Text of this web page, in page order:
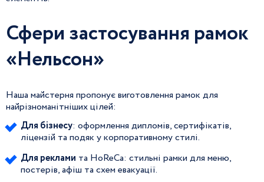
Сфери застосування рамок
«Нельсон»
Наша майстерня пропонує виготовлення рамок для
найрізноманітніших цілей:
Для бізнесу: оформлення дипломів, сертифікатів,
ліцензій та подяк у корпоративному стилі.
Для реклами та HoReCa: стильні рамки для меню,
постерів, афіш та схем евакуації.